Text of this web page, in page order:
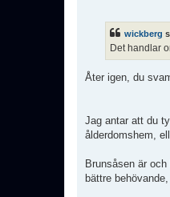
wickberg
Det handlar
Åter igen, du
Jag antar att du
ålderdomshem,
Brunsåsen är
bättre